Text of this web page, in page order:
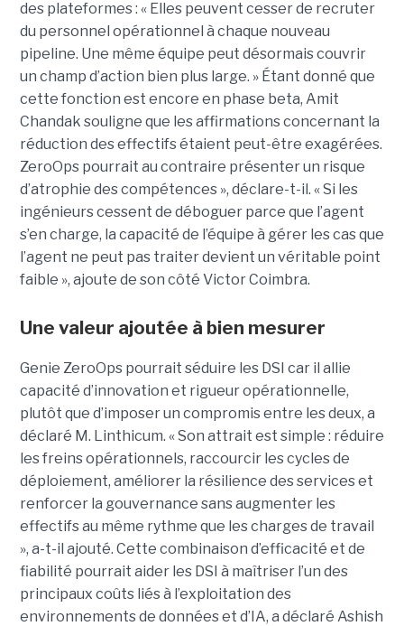
des plateformes : « Elles peuvent cesser de recruter
du personnel opérationnel à chaque nouveau
pipeline. Une même équipe peut désormais couvrir
un champ d’action bien plus large. » Étant donné que
cette fonction est encore en phase beta, Amit
Chandak souligne que les affirmations concernant la
réduction des effectifs étaient peut-être exagérées.
ZeroOps pourrait au contraire présenter un risque
d’atrophie des compétences », déclare-t-il. « Si les
ingénieurs cessent de déboguer parce que l’agent
s’en charge, la capacité de l’équipe à gérer les cas que
l’agent ne peut pas traiter devient un véritable point
faible », ajoute de son côté Victor Coimbra.
Une valeur ajoutée à bien mesurer
Genie ZeroOps pourrait séduire les DSI car il allie
capacité d’innovation et rigueur opérationnelle,
plutôt que d’imposer un compromis entre les deux, a
déclaré M. Linthicum. « Son attrait est simple : réduire
les freins opérationnels, raccourcir les cycles de
déploiement, améliorer la résilience des services et
renforcer la gouvernance sans augmenter les
effectifs au même rythme que les charges de travail
», a-t-il ajouté. Cette combinaison d’efficacité et de
fiabilité pourrait aider les DSI à maîtriser l’un des
principaux coûts liés à l’exploitation des
environnements de données et d’IA, a déclaré Ashish